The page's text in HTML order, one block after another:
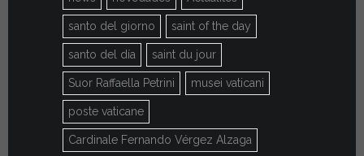
santo del giorno saint of the day
santo del día saint du jour
Suor Raffaella Petrini musei vaticani
poste vaticane
Cardinale Fernando Vérgez Alzaga